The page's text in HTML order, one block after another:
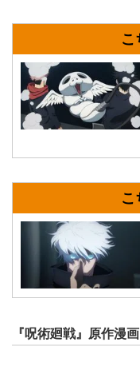
『呪術廻戦』原作漫画